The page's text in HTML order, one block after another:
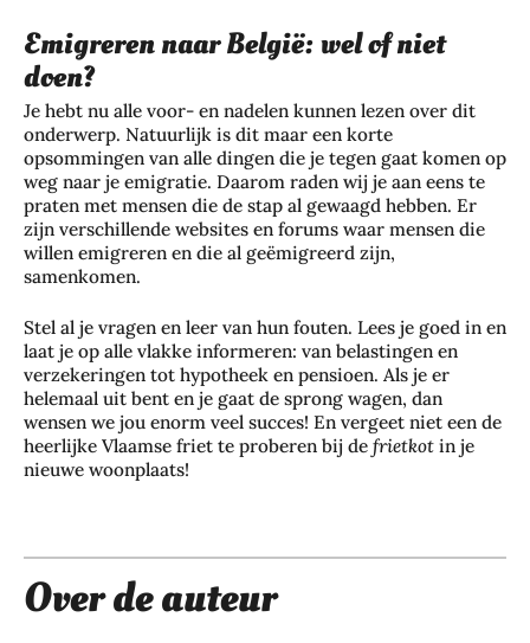
Emigreren naar België: wel of niet
doen?
Je hebt nu alle voor- en nadelen kunnen lezen over dit
onderwerp. Natuurlijk is dit maar een korte
opsommingen van alle dingen die je tegen gaat komen op
weg naar je emigratie. Daarom raden wij je aan eens te
praten met mensen die de stap al gewaagd hebben. Er
zijn verschillende websites en forums waar mensen die
willen emigreren en die al geëmigreerd zijn,
samenkomen.
Stel al je vragen en leer van hun fouten. Lees je goed in en
laat je op alle vlakke informeren: van belastingen en
verzekeringen tot hypotheek en pensioen. Als je er
helemaal uit bent en je gaat de sprong wagen, dan
wensen we jou enorm veel succes! En vergeet niet een de
heerlijke Vlaamse friet te proberen bij de frietkot in je
nieuwe woonplaats!
Over de auteur
Zo
bes
che
rm
je
je
eur
lan
ger
Je